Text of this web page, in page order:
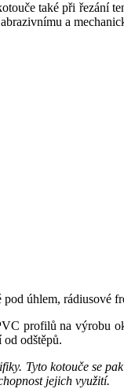
také při řezání
a
úhlem, rádiusové
profilů na výrobu
odštěpů.
Tyto kotouče se
jejich využití.